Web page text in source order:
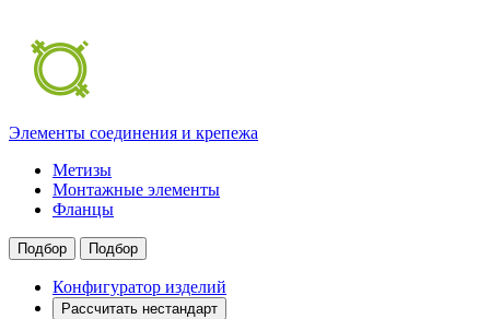
Элементы соединения и крепежа
Метизы
Монтажные элементы
Фланцы
Подбор Подбор
Конфигуратор изделий
Рассчитать нестандарт